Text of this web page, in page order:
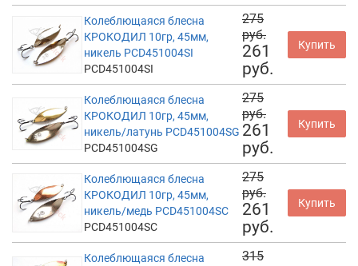
Колеблющаяся блесна
КРОКОДИЛ 10гр, 45мм,
никель PCD451004SI
PCD451004SI
275
руб.
261
руб.
Купить
Колеблющаяся блесна
КРОКОДИЛ 10гр, 45мм,
никель/латунь PCD451004SG
PCD451004SG
275
руб.
261
руб.
Купить
Колеблющаяся блесна
КРОКОДИЛ 10гр, 45мм,
никель/медь PCD451004SC
PCD451004SC
275
руб.
261
руб.
Купить
Колеблющаяся блесна
315